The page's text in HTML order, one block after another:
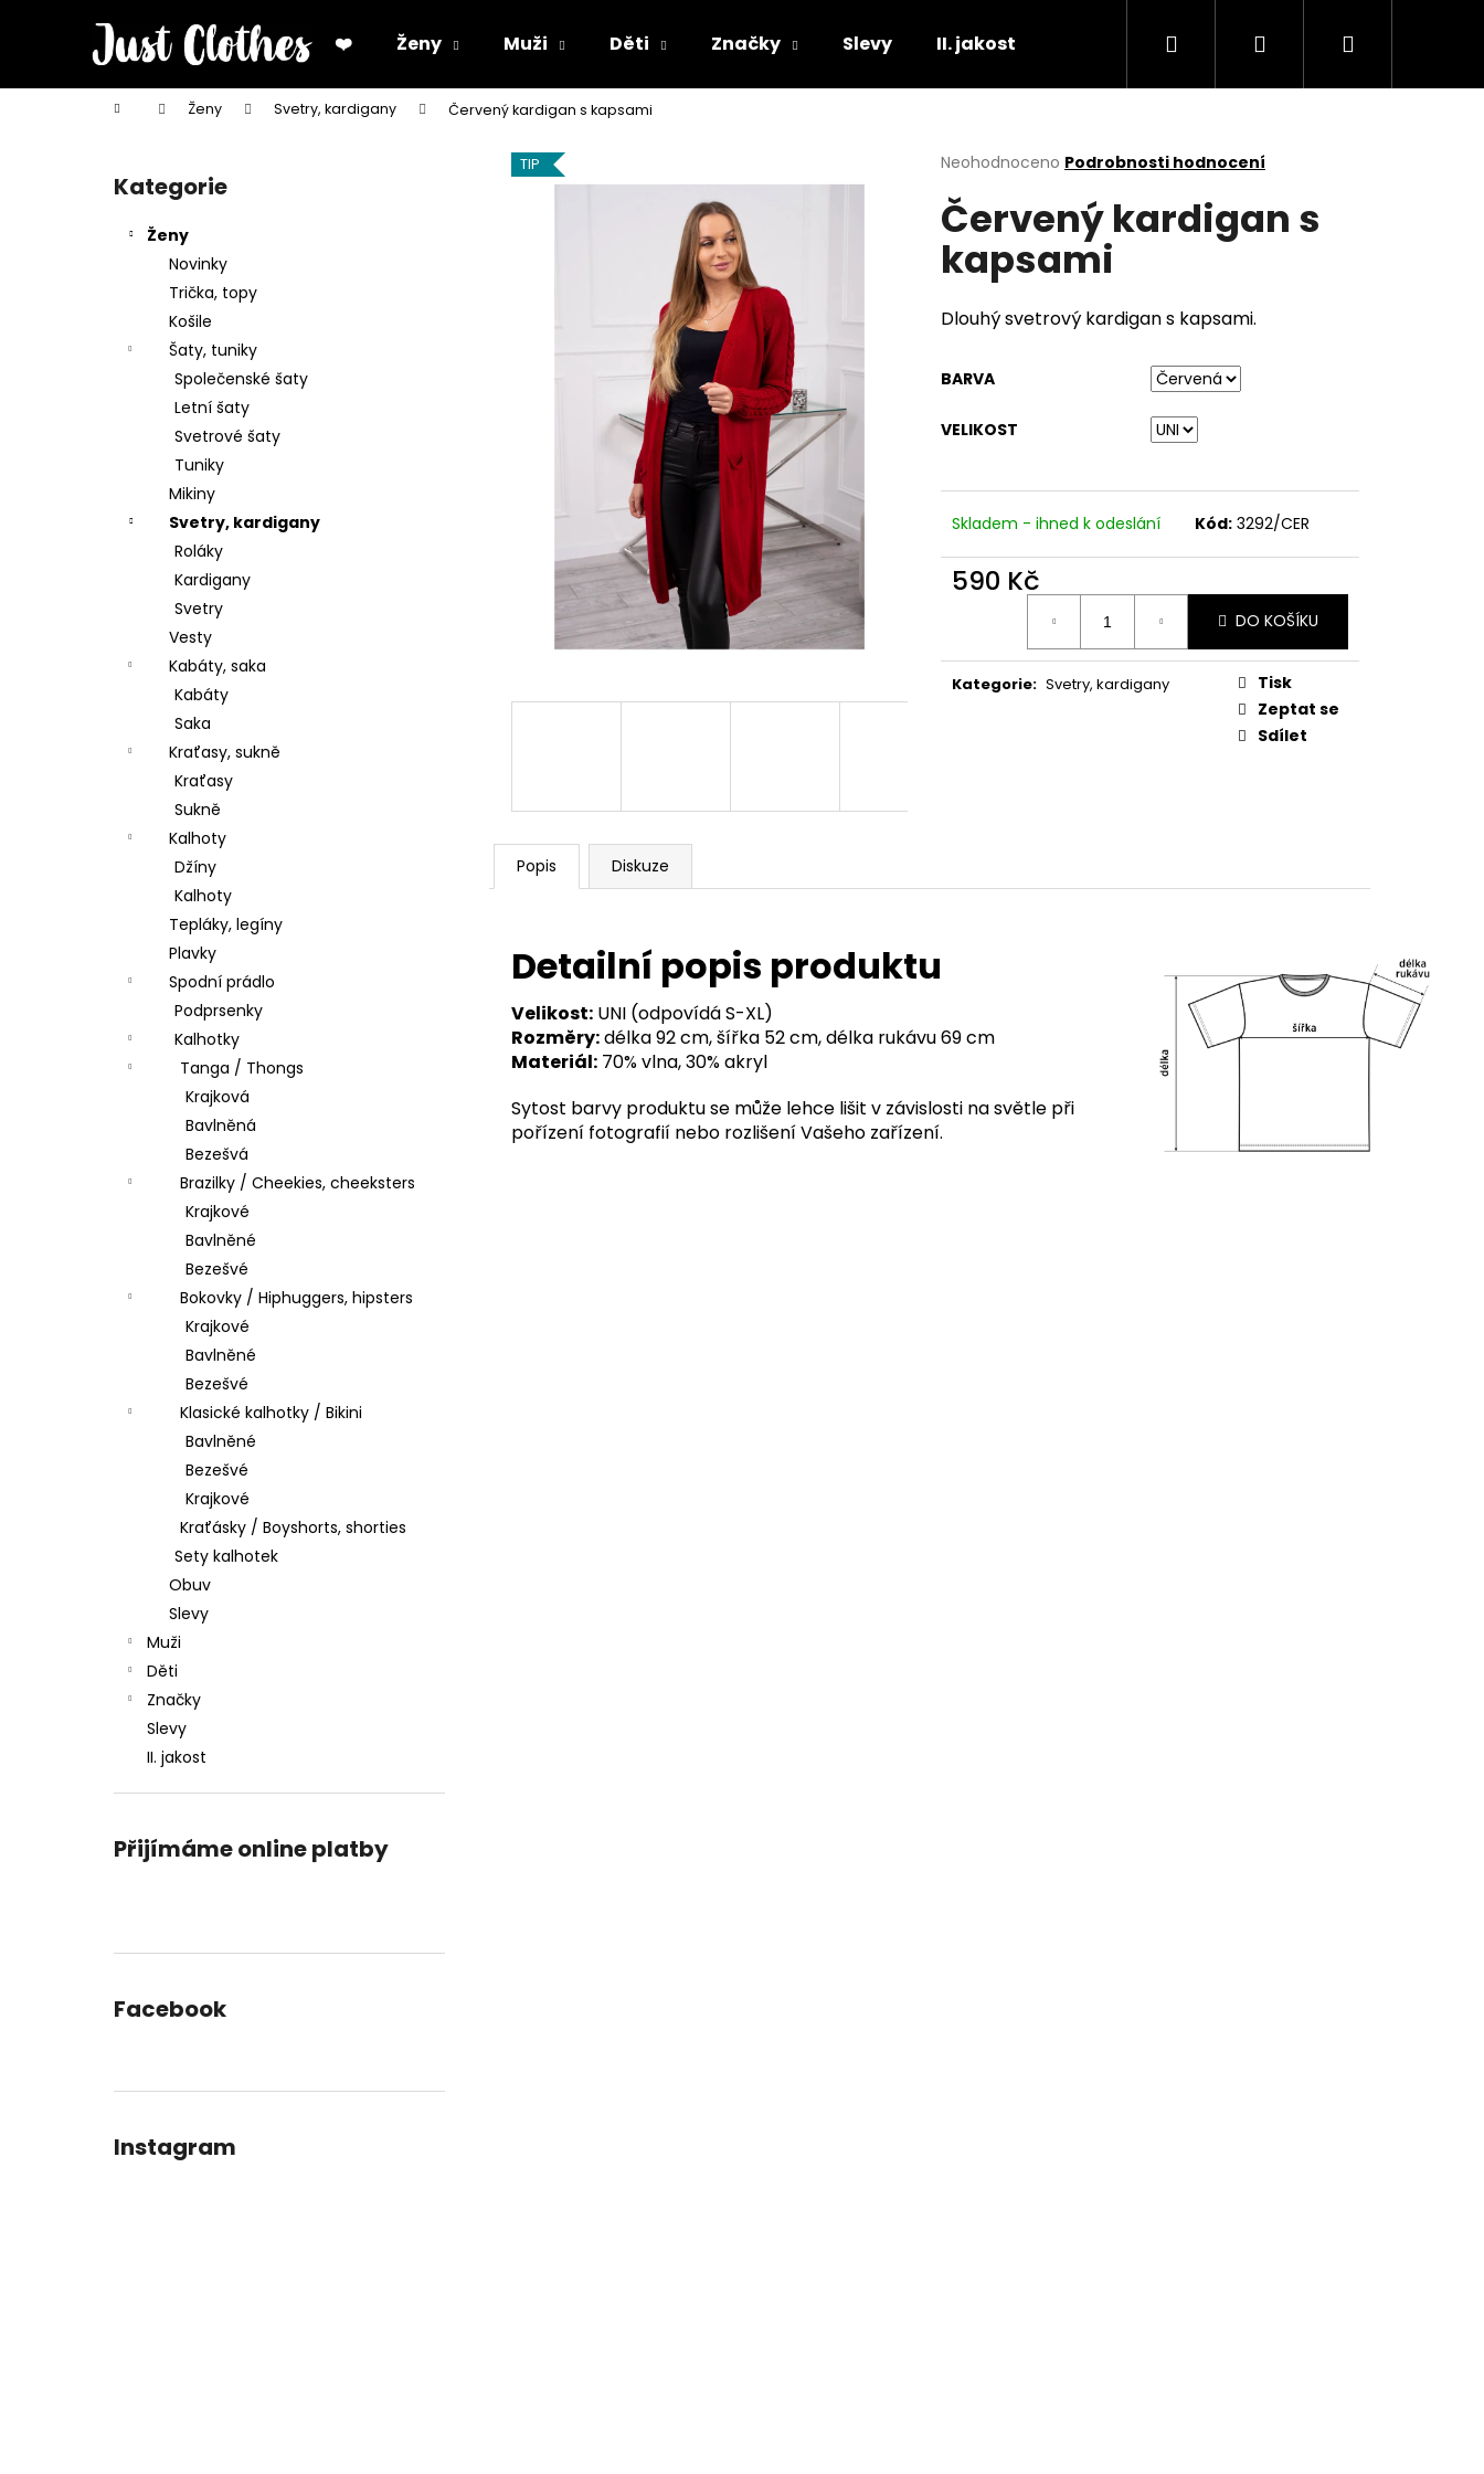
❤️ Ženy Muži Děti Značky Slevy II. jakost Hledat PřihlášeníNákupní
Domů Ženy Svetry, kardigany Červený kardigan s kapsami
Přeskočit
kategorie
Kategorie
Ženy
Novinky
Trička, topy
Košile
Šaty, tuniky
Společenské šaty
Letní šaty
Svetrové šaty
Tuniky
Mikiny
Svetry, kardigany
Roláky
Kardigany
Svetry
Vesty
Kabáty, saka
Kabáty
Saka
Kraťasy, sukně
Kraťasy
Sukně
Kalhoty
Džíny
Kalhoty
Tepláky, legíny
Plavky
Spodní prádlo
Podprsenky
Kalhotky
Tanga / Thongs
Krajková
Bavlněná
Bezešvá
Brazilky / Cheekies, cheeksters
Krajkové
Bavlněné
Bezešvé
Bokovky / Hiphuggers, hipsters
Krajkové
Bavlněné
Bezešvé
Klasické kalhotky / Bikini
Bavlněné
Bezešvé
Krajkové
Kraťásky / Boyshorts, shorties
Sety kalhotek
Obuv
Slevy
Muži
Děti
Značky
Slevy
II. jakost
Přijímáme online platby
Facebook
Instagram
Průměrné
produktu
je
0,0
hvězdiček.
Neohodnoceno Podrobnosti hodnocení
Červený kardigan s
kapsami
Dlouhý svetrový kardigan s kapsami.
BARVA
VELIKOST
Skladem - ihned k odeslání Kód: 3292/CER
590 Kč
DO KOŠÍKU
Kategorie: Svetry, kardigany
Tisk
Zeptat se
Sdílet
TIP
Popis Diskuze
Detailní popis produktu
Velikost: UNI (odpovídá S-XL)
Rozměry:délka 92 cm, šířka 52 cm, délka rukávu 69 cm
Materiál: 70% vlna, 30% akryl
Sytost barvy produktu se může lehce lišit v závislosti na světle při
pořízení fotografií nebo rozlišení Vašeho zařízení.
í
Zpět
do
Zpět
do
Co potřebujete najít?
Doporučujeme